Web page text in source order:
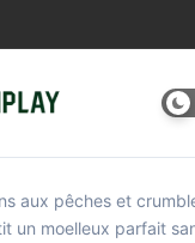
aux pêches et
un moelleux parfait